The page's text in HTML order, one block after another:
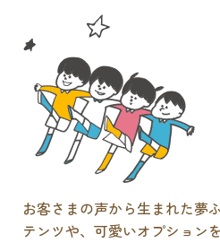
お客さまの声から生まれた夢
テンツや、可愛いオプション